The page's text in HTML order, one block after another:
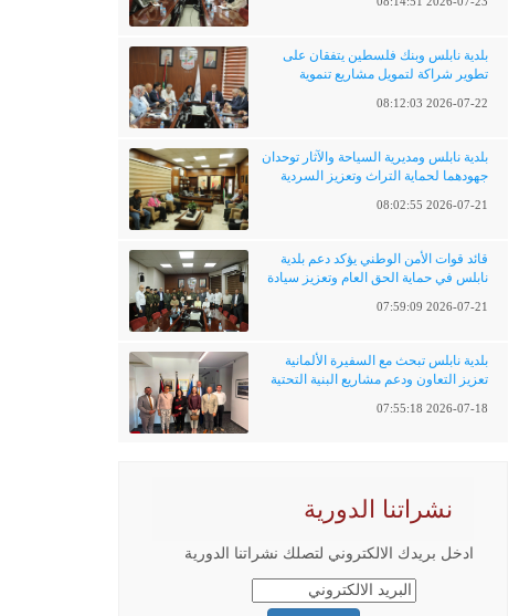
بلدية نابلس وبنك فلسطين يتفقان على
تطوير شراكة لتمويل مشاريع تنموية
2026-07-22 08:12:03
بلدية نابلس ومديرية السياحة والآثار توحدان
جهودهما لحماية التراث وتعزيز السردية
2026-07-21 08:02:55
قائد قوات الأمن الوطني يؤكد دعم بلدية
نابلس في حماية الحق العام وتعزيز سيادة
2026-07-21 07:59:09
بلدية نابلس تبحث مع السفيرة الألمانية
تعزيز التعاون ودعم مشاريع البنية التحتية
2026-07-18 07:55:18
نشراتنا الدورية
ادخل بريدك الالكتروني لتصلك نشراتنا الدورية